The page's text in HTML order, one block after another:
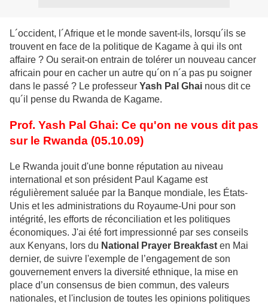
L´occident, l´Afrique et le monde savent-ils, lorsqu´ils se
trouvent en face de la politique de Kagame à qui ils ont
affaire ? Ou serait-on entrain de tolérer un nouveau cancer
africain pour en cacher un autre qu´on n´a pas pu soigner
dans le passé ? Le professeur Yash Pal Ghai nous dit ce
qu´il pense du Rwanda de Kagame.
Prof. Yash Pal Ghai: Ce qu'on ne vous dit pas
sur le Rwanda (05.10.09)
Le Rwanda jouit d'une bonne réputation au niveau
international et son président Paul Kagame est
régulièrement saluée par la Banque mondiale, les États-
Unis et les administrations du Royaume-Uni pour son
intégrité, les efforts de réconciliation et les politiques
économiques. J'ai été fort impressionné par ses conseils
aux Kenyans, lors du National Prayer Breakfast en Mai
dernier, de suivre l'exemple de l’engagement de son
gouvernement envers la diversité ethnique, la mise en
place d’un consensus de bien commun, des valeurs
nationales, et l'inclusion de toutes les opinions politiques